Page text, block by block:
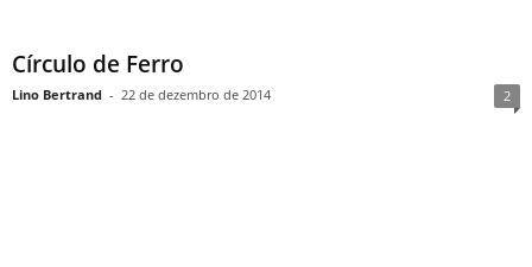
Círculo de Ferro
Lino Bertrand - 22 de dezembro de 2014 2